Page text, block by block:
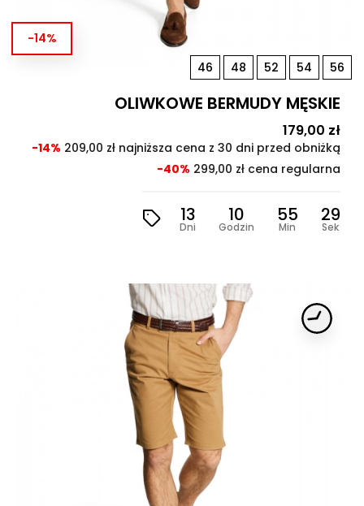
-14%
46 48 52 54 56
OLIWKOWE BERMUDY MĘSKIE
Cena
179,00 zł
-14% 209,00 zł najniższa cena z 30 dni przed obniżką
-40% 299,00 zł cena regularna
13
Dni
10
Godzin
55
Min
28
Sek